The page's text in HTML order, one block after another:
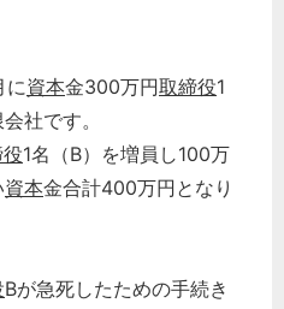
に資本金300万円取締役1
社です。
1名（B）を増員し100万
資本金合計400万円となり
Bが急死したための手続き